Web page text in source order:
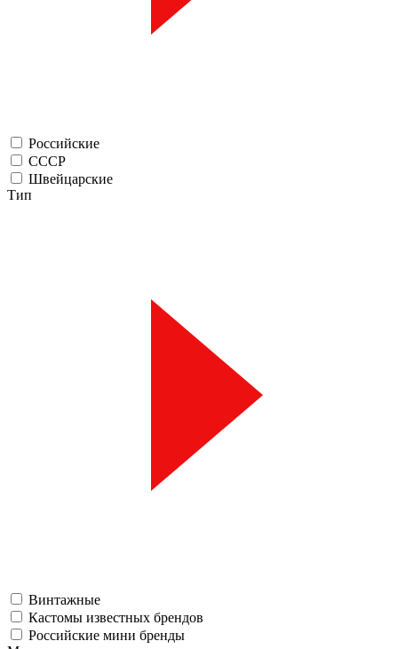
Российские
СССР
Швейцарские
Тип
Винтажные
Кастомы известных брендов
Российские мини бренды